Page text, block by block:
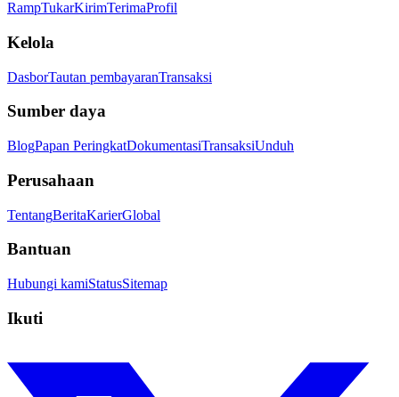
RampTukarKirimTerimaProfil
Kelola
DasborTautan pembayaranTransaksi
Sumber daya
BlogPapan PeringkatDokumentasiTransaksiUnduh
Perusahaan
TentangBeritaKarierGlobal
Bantuan
Hubungi kamiStatusSitemap
Ikuti